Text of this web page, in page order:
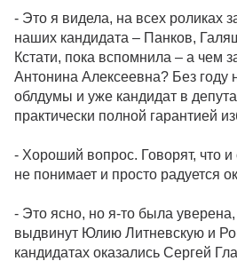
- Это я видела, на всех роликах
наших кандидата – Панков,
Кстати, пока вспомнила – а чем
Антонина Алексеевна? Без году
облдумы и уже кандидат в
практически полной гарантией
- Хороший вопрос. Говорят, что
не понимает и просто радуется
- Это ясно, но я-то была
выдвинут Юлию Литневскую и
кандидатах оказались Сергей